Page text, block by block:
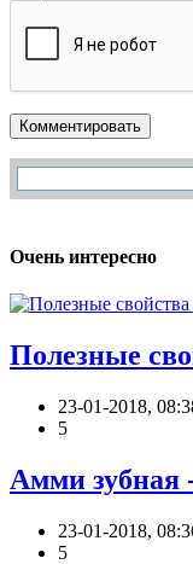
Комментировать
Очень интересно
Полезные
23-01-2018,
5
Амми зубная
23-01-2018,
5